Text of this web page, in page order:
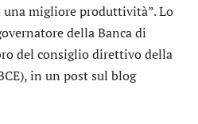
una migliore produttività”. Lo
della Banca di
del consiglio direttivo della
in un post sul blog